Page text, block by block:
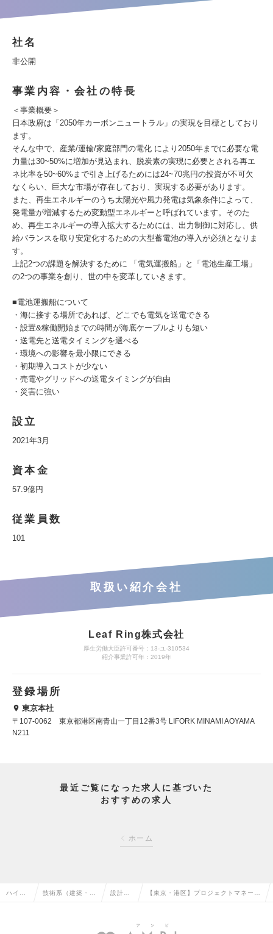
社名
非公開
事業内容・会社の特長
＜事業概要＞
日本政府は「2050年カーボンニュートラル」の実現を目標としており
ます。
そんな中で、産業/運輸/家庭部門の電化 により2050年までに必要な電
力量は30~50%に増加が見込まれ、脱炭素の実現に必要とされる再エ
ネ比率を50~60%まで引き上げるためには24~70兆円の投資が不可欠
なくらい、巨大な市場が存在しており、実現する必要があります。
また、再生エネルギーのうち太陽光や風力発電は気象条件によって、
発電量が増減するため変動型エネルギーと呼ばれています。そのた
め、再生エネルギーの導入拡大するためには、出力制御に対応し、供
給バランスを取り安定化するための大型蓄電池の導入が必須となりま
す。
上記2つの課題を解決するために 「電気運搬船」と「電池生産工場」
の2つの事業を創り、世の中を変革していきます。
■電池運搬船について
・海に接する場所であれば、どこでも電気を送電できる
・設置&稼働開始までの時間が海底ケーブルよりも短い
・送電先と送電タイミングを選べる
・環境への影響を最小限にできる
・初期導入コストが少ない
・売電やグリッドへの送電タイミングが自由
・災害に強い
設立
2021年3月
資本金
57.9億円
従業員数
101
取扱い紹介会社
Leaf Ring株式会社
厚生労働大臣許可番号：13-ユ-310534
紹介事業許可年：2019年
登録場所
東京本社
〒107-0062 東京都港区南青山一丁目12番3号 LIFORK MINAMI AOYAMA
N211
最近ご覧になった求人に基づいた
おすすめの求人
ホーム
ハイク 技術系（建築・設 設計
備）の
【東京・港区】プロジェクトマネージ
ベンチャーの求人情報